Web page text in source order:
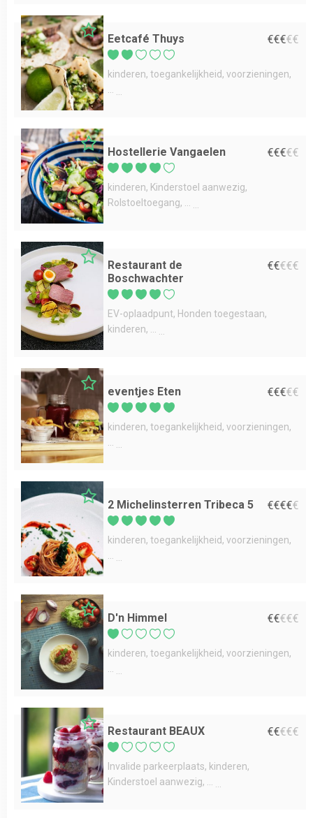
Eetcafé Thuys €€€€€
kinderen toegankelijkheid voorzieningen
Hostellerie Vangaelen €€€€€
kinderen Kinderstoel aanwezig
Rolstoeltoegang
Restaurant de
Boschwachter
€€€€€
EV-oplaadpunt Honden toegestaan
kinderen
eventjes Eten €€€€€
kinderen toegankelijkheid voorzieningen
2 Michelinsterren Tribeca 5 €€€€€
kinderen toegankelijkheid voorzieningen
D'n Himmel €€€€€
kinderen toegankelijkheid voorzieningen
Restaurant BEAUX €€€€€
Invalide parkeerplaats kinderen
Kinderstoel aanwezig